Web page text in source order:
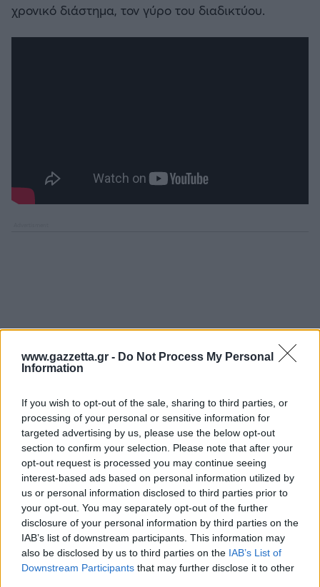
www.gazzetta.gr - Do Not Process My Personal
Information
If you wish to opt-out of the sale, sharing to third parties, or
processing of your personal or sensitive information for
targeted advertising by us, please use the below opt-out
section to confirm your selection. Please note that after your
opt-out request is processed you may continue seeing
interest-based ads based on personal information utilized by
us or personal information disclosed to third parties prior to
your opt-out. You may separately opt-out of the further
disclosure of your personal information by third parties on the
IAB’s list of downstream participants. This information may
also be disclosed by us to third parties on the IAB’s List of
Downstream Participants that may further disclose it to other
χρονικό διάστημα, τον γύρο του διαδικτύου.